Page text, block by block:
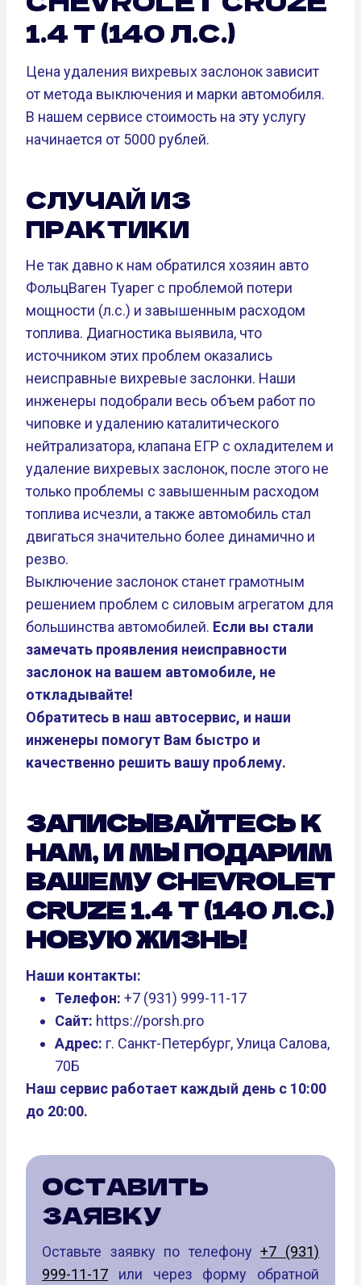
1.4 T (140 Л.С.)
Цена удаления вихревых заслонок зависит
от метода выключения и марки автомобиля.
В нашем сервисе стоимость на эту услугу
начинается от 5000 рублей.
СЛУЧАЙ ИЗ
ПРАКТИКИ
Не так давно к нам обратился хозяин авто
ФольцВаген Туарег с проблемой потери
мощности (л.с.) и завышенным расходом
топлива. Диагностика выявила, что
источником этих проблем оказались
неисправные вихревые заслонки. Наши
инженеры подобрали весь объем работ по
чиповке и удалению каталитического
нейтрализатора, клапана ЕГР с охладителем и
удаление вихревых заслонок, после этого не
только проблемы с завышенным расходом
топлива исчезли, а также автомобиль стал
двигаться значительно более динамично и
резво.
Выключение заслонок станет грамотным
решением проблем с силовым агрегатом для
большинства автомобилей. Если вы стали
замечать проявления неисправности
заслонок на вашем автомобиле, не
откладывайте!
Обратитесь в наш автосервис, и наши
инженеры помогут Вам быстро и
качественно решить вашу проблему.
ЗАПИСЫВАЙТЕСЬ К
НАМ, И МЫ ПОДАРИМ
ВАШЕМУ CHEVROLET
CRUZE 1.4 T (140 Л.С.)
НОВУЮ ЖИЗНЬ!
Наши контакты:
Телефон: +7 (931) 999-11-17
Сайт: https://porsh.pro
Адрес: г. Санкт-Петербург, Улица Салова,
70Б
Наш сервис работает каждый день с 10:00
до 20:00.
ОСТАВИТЬ
ЗАЯВКУ
Оставьте заявку по телефону+7 (931)
999-11-17 или через форму обратной